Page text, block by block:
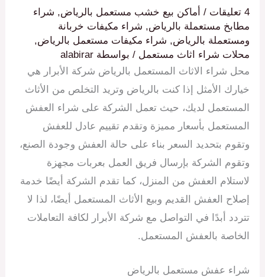
4 تعليقات / أماكن بيع خشب مستعمل بالرياض, شراء
مطابخ مستعملة بالرياض, شراء مكيفات خربانة
ومستعملة بالرياض, شراء مكيفات مستعمل بالرياض,
محلات شراء اثاث مستعمل / بواسطة alabirar
محل شراء الاثاث المستعمل بالرياض شركة الأبرار هي
خيارك الأمثل إذا كنت بالرياض وتريد التخلص من الأثاث
المستعمل لديك، حيث تعمل الشركة على شراء العفش
المستعمل بأسعار مميزة وتقدم تقييم عادل للعفش
وتقوم بتحديد السعر بناء على حالة العفش وجودة الصنع،
وتقوم الشركة بإرسال فريق العمل بعربات مجهزة
لاستلام العفش من المنزل، كما تقدم الشركة أيضًا خدمة
إصلاح العفش القديم وبيع الأثاث المستعمل أيضًا، لذا لا
تتردد أبدًا في التواصل مع شركة الأبرار لكافة التعاملات
الخاصة بالعفش المستعمل.
شراء عفش مستعمل بالرياض